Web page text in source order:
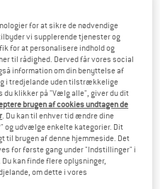
Oplysninger om
for at sikre de nødvendige
vi supplerende tjenester og
for at personalisere indhold og
til rådighed. Derved får vores social
information om din benyttelse af
i tredjelande uden tilstrækkelige
du klikker på "Vælg alle", giver du dit
brugen af cookies undtagen de
. Du kan til enhver tid ændre dine
og udvælge enkelte kategorier. Dit
brugen af denne hjemmeside. Det
for første gang under "Indstillinger" i
kan finde flere oplysninger,
om dette i vores